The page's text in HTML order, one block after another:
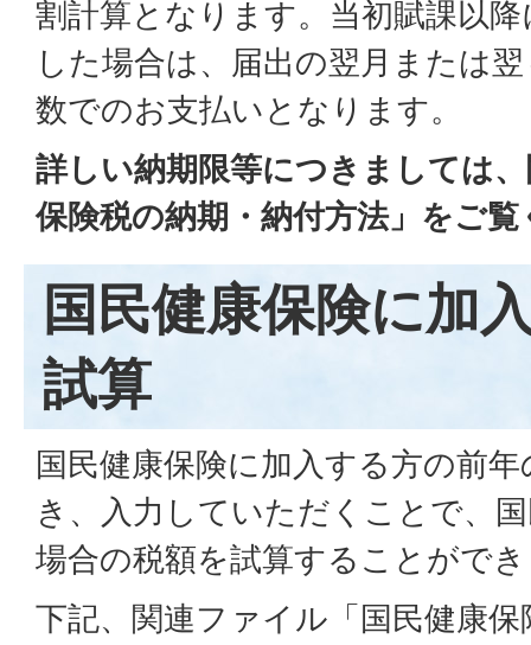
割計算となります。当初賦課以
した場合は、届出の翌月または
数でのお支払いとなります。
詳しい納期限等につきましては
保険税の納期・納付方法」をご
国民健康保険に加
試算
国民健康保険に加入する方の前
き、入力していただくことで、
場合の税額を試算することがで
下記、関連ファイル「国民健康